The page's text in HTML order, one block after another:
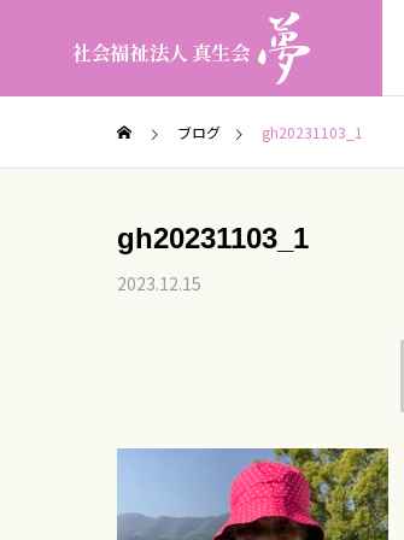
ブログ gh20231103_1
gh20231103_1
2023.12.15